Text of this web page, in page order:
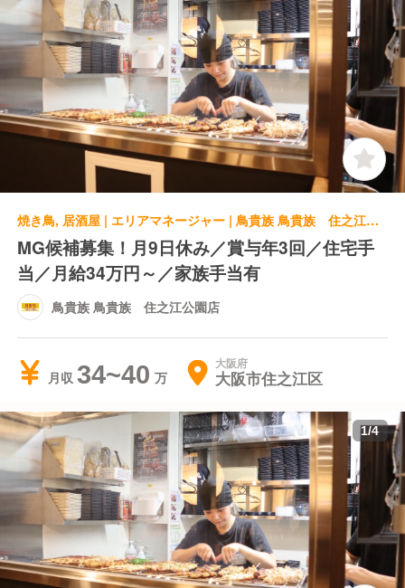
焼き鳥, 居酒屋 | エリアマネージャー | 鳥貴族 鳥貴族 住之江公園店
MG候補募集！月9日休み／賞与年3回／住宅手
当／月給34万円～／家族手当有
鳥貴族 鳥貴族 住之江公園店
月収 34~40 大阪府
大阪市住之江区
1/4